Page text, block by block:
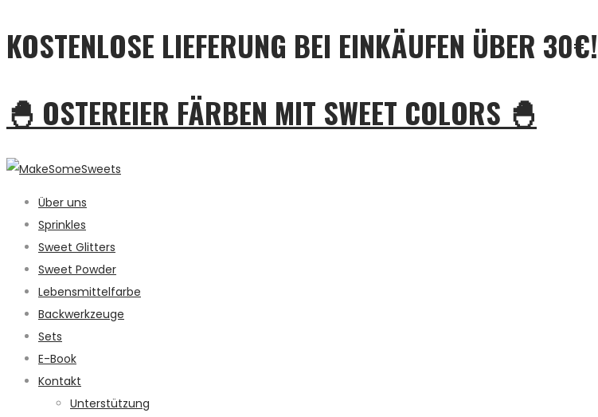
KOSTENLOSE LIEFERUNG BEI EINKÄUFEN ÜBER 30€!
🐣 OSTEREIER FÄRBEN MIT SWEET COLORS 🐣
Über uns
Sprinkles
Sweet Glitters
Sweet Powder
Lebensmittelfarbe
Backwerkzeuge
Sets
E-Book
Kontakt
Unterstützung